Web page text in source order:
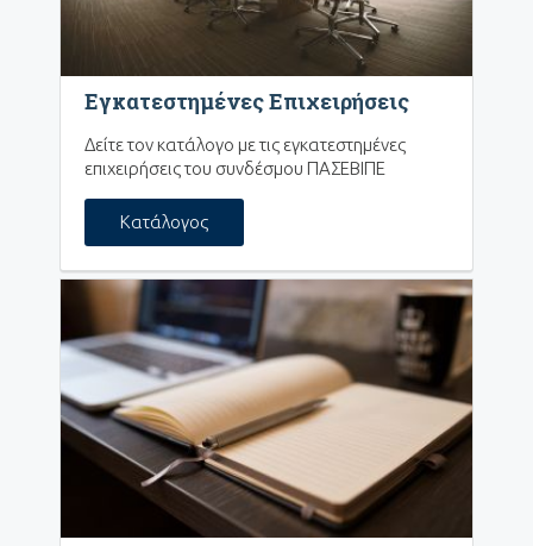
Εγκατεστημένες Επιχειρήσεις
Δείτε τον κατάλογο με τις εγκατεστημένες
επιχειρήσεις του συνδέσμου ΠΑΣΕΒΙΠΕ
Κατάλογος